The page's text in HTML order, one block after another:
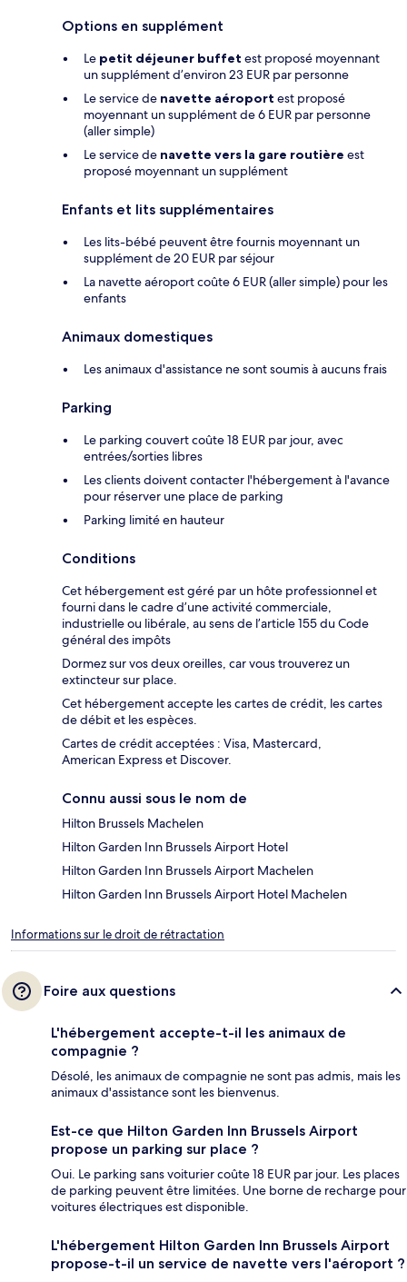
Options en supplément
Le petit déjeuner buffet est proposé moyennant
un supplément d’environ 23 EUR par personne
Le service de navette aéroport est proposé
moyennant un supplément de 6 EUR par personne
(aller simple)
Le service de navette vers la gare routière est
proposé moyennant un supplément
Enfants et lits supplémentaires
Les lits-bébé peuvent être fournis moyennant un
supplément de 20 EUR par séjour
La navette aéroport coûte 6 EUR (aller simple) pour les
enfants
Animaux domestiques
Les animaux d'assistance ne sont soumis à aucuns frais
Parking
Le parking couvert coûte 18 EUR par jour, avec
entrées/sorties libres
Les clients doivent contacter l'hébergement à l'avance
pour réserver une place de parking
Parking limité en hauteur
Conditions
Cet hébergement est géré par un hôte professionnel et
fourni dans le cadre d’une activité commerciale,
industrielle ou libérale, au sens de l’article 155 du Code
général des impôts
Dormez sur vos deux oreilles, car vous trouverez un
extincteur sur place.
Cet hébergement accepte les cartes de crédit, les cartes
de débit et les espèces.
Cartes de crédit acceptées : Visa, Mastercard,
American Express et Discover.
Connu aussi sous le nom de
Hilton Brussels Machelen
Hilton Garden Inn Brussels Airport Hotel
Hilton Garden Inn Brussels Airport Machelen
Hilton Garden Inn Brussels Airport Hotel Machelen
Informations sur le droit de rétractation
Foire aux questions
L'hébergement accepte-t-il les animaux de
compagnie ?
Désolé, les animaux de compagnie ne sont pas admis, mais les
animaux d'assistance sont les bienvenus.
Est-ce que Hilton Garden Inn Brussels Airport
propose un parking sur place ?
Oui. Le parking sans voiturier coûte 18 EUR par jour. Les places
de parking peuvent être limitées. Une borne de recharge pour
voitures électriques est disponible.
L'hébergement Hilton Garden Inn Brussels Airport
propose-t-il un service de navette vers l'aéroport ?